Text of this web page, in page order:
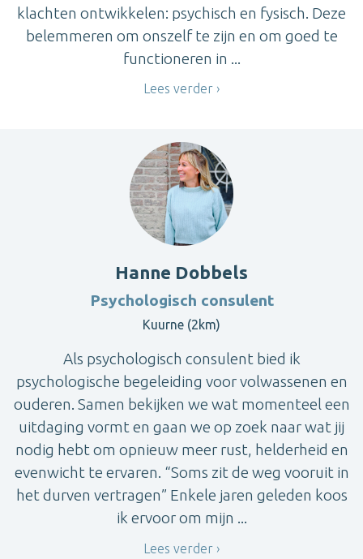
klachten ontwikkelen: psychisch en fysisch. Deze
belemmeren om onszelf te zijn en om goed te
functioneren in ...
Lees verder
Hanne Dobbels
Psychologisch consulent
Kuurne (2km)
Als psychologisch consulent bied ik
psychologische begeleiding voor volwassenen en
ouderen. Samen bekijken we wat momenteel een
uitdaging vormt en gaan we op zoek naar wat jij
nodig hebt om opnieuw meer rust, helderheid en
evenwicht te ervaren. “Soms zit de weg vooruit in
het durven vertragen” Enkele jaren geleden koos
ik ervoor om mijn ...
Lees verder